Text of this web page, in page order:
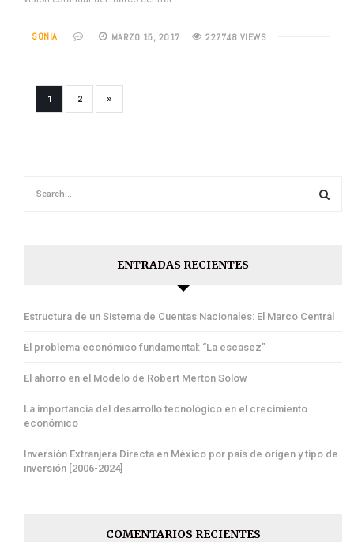
SONIA MARZO 15, 2017 227748 VIEWS
1 2 »
ENTRADAS RECIENTES
Estructura de un Sistema de Cuentas Nacionales: El Marco Central
El problema económico fundamental: “La escasez”
El ahorro en el Modelo de Robert Merton Solow
La importancia del desarrollo tecnológico en el crecimiento
económico
Inversión Extranjera Directa en México por país de origen y tipo de
inversión [2006-2024]
COMENTARIOS RECIENTES